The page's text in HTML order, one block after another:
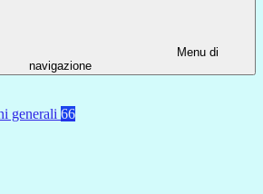
Menu di
navigazione
generali 66